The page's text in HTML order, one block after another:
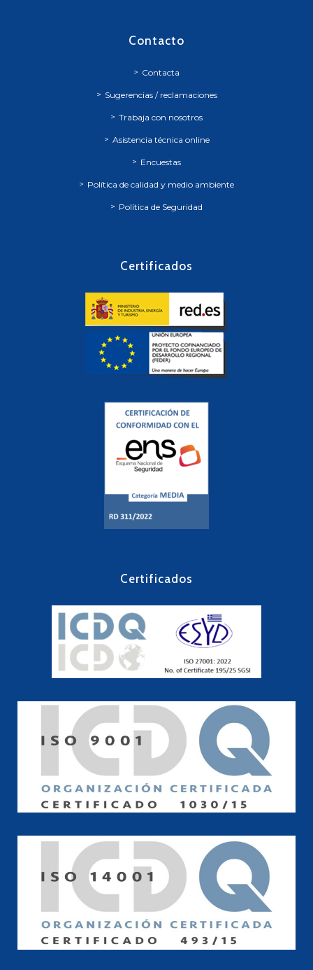
Contacto
Contacta
Sugerencias / reclamaciones
Trabaja con nosotros
Asistencia técnica online
Encuestas
Política de calidad y medio ambiente
Política de Seguridad
Certificados
Certificados